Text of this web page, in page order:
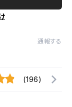
通報する
(196)